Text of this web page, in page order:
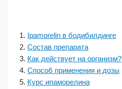
Ipamorelin в бодибилдинге
Состав препарата
Как действует на организм?
Способ применения и дозы
Курс ипаморелина